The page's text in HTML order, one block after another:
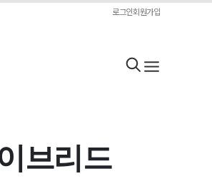
로그인회원가입
브리드